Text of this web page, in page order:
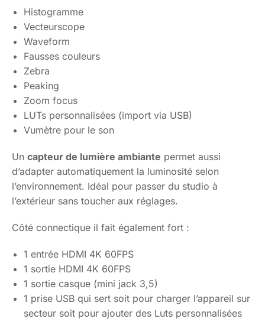
Histogramme
Vecteurscope
Waveform
Fausses couleurs
Zebra
Peaking
Zoom focus
LUTs personnalisées (import via USB)
Vumètre pour le son
Un capteur de lumière ambiante permet aussi
d’adapter automatiquement la luminosité selon
l’environnement. Idéal pour passer du studio à
l’extérieur sans toucher aux réglages.
Côté connectique il fait également fort :
1 entrée HDMI 4K 60FPS
1 sortie HDMI 4K 60FPS
1 sortie casque (mini jack 3,5)
1 prise USB qui sert soit pour charger l’appareil sur
secteur soit pour ajouter des Luts personnalisées